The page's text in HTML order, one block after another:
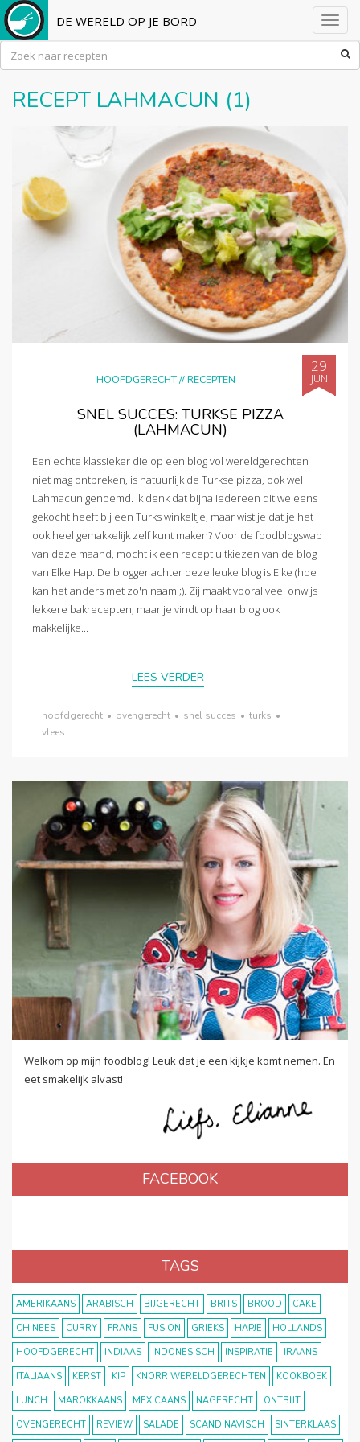
DE WERELD OP JE BORD
RECEPT LAHMACUN (1)
HOOFDGERECHT//RECEPTEN
29
JUN
SNEL SUCCES: TURKSE PIZZA
(LAHMACUN)
Een echte klassieker die op een blog vol wereldgerechten
niet mag ontbreken, is natuurlijk de Turkse pizza, ook wel
Lahmacun genoemd. Ik denk dat bijna iedereen dit weleens
gekocht heeft bij een Turks winkeltje, maar wist je dat je het
ook heel gemakkelijk zelf kunt maken? Voor de foodblogswap
van deze maand, mocht ik een recept uitkiezen van de blog
van Elke Hap. De blogger achter deze leuke blog is Elke (hoe
kan het anders met zo'n naam ;). Zij maakt vooral veel onwijs
lekkere bakrecepten, maar je vindt op haar blog ook
makkelijke...
LEES VERDER
hoofdgerecht • ovengerecht • snel succes • turks •
vlees
Welkom op mijn foodblog! Leuk dat je een kijkje komt nemen. En
eet smakelijk alvast!
FACEBOOK
TAGS
AMERIKAANS ARABISCH BIJGERECHT BRITS BROOD
CAKE
CHINEES
CURRY FRANS FUSION GRIEKS HAPJE
HOLLANDS
HOOFDGERECHT
INDIAAS INDONESISCH INSPIRATIE
IRAANS
ITALIAANS
KERST KIP KNORR WERELDGERECHTEN
KOOKBOEK
LUNCH
MAROKKAANS MEXICAANS NAGERECHT
ONTBIJT
OVENGERECHT
REVIEW SALADE SCANDINAVISCH SINTERKLAAS